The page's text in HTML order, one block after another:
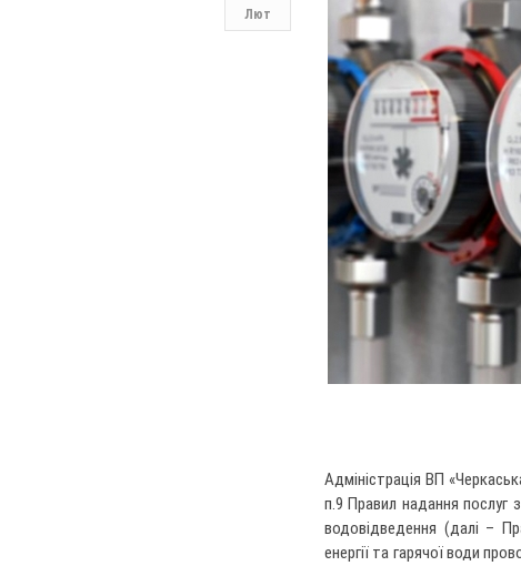
Лют
Адміністрація ВП
п.9 Правил надання послуг
водовідведення (далі –
енергії та гарячої води